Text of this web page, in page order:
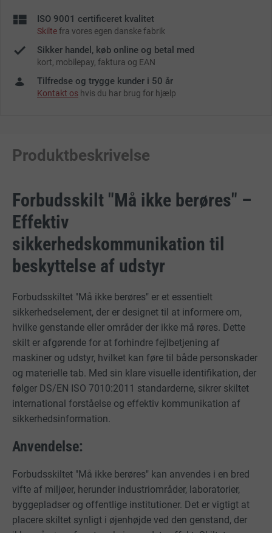
ISO 9001 certificeret kvalitet
Skiltefra vores egen danske fabrik
Sikker handel, køb online og betal med
kort, mobilepay, faktura og EAN
Tilfredse og trygge kunder i 50 år
Kontakt os hvis du har brug for hjælp
Produktbeskrivelse
Forbudsskilt "Må ikke berøres" –
Effektiv
sikkerhedskommunikation til
beskyttelse af udstyr
Forbudsskiltet "Må ikke berøres" er et essentielt
sikkerhedselement, der er designet til at informere om,
hvilke genstande eller områder der ikke må røres. Dette
skilt er afgørende for at forhindre fejlbetjening af
maskiner og udstyr, hvilket kan føre til både personskader
og materielle tab. Med sin klare visuelle identifikation, der
følger DS/EN ISO 7010:2011 standarderne, sikrer skiltet
international forståelse og effektiv kommunikation af
sikkerhedsinformation.
Anvendelse:
Forbudsskiltet "Må ikke berøres" kan anvendes i en bred
vifte af miljøer, herunder industriområder, laboratorier,
byggepladser og offentlige institutioner. Det er vigtigt at
placere skiltet synligt i øjenhøjde ved den genstand, der